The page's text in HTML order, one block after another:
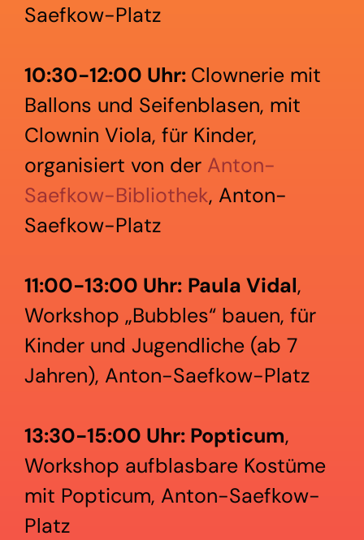
Saefkow-Platz
10:30-12:00 Uhr: Clownerie mit
Ballons und Seifenblasen, mit
Clownin Viola, für Kinder,
organisiert von der Anton-
Saefkow-Bibliothek, Anton-
Saefkow-Platz
11:00-13:00 Uhr: Paula Vidal,
Workshop „Bubbles“ bauen, für
Kinder und Jugendliche (ab 7
Jahren), Anton-Saefkow-Platz
13:30-15:00 Uhr: Popticum,
Workshop aufblasbare Kostüme
mit Popticum, Anton-Saefkow-
Platz